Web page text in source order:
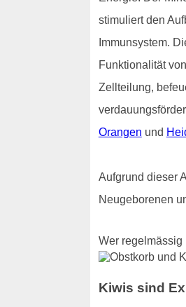
stimuliert den
Immunsystem.
Funktionalität
Zellteilung,
Orangen und
Aufgrund dieser
Neugeborenen
Wer regelmässig
Kiwis sind